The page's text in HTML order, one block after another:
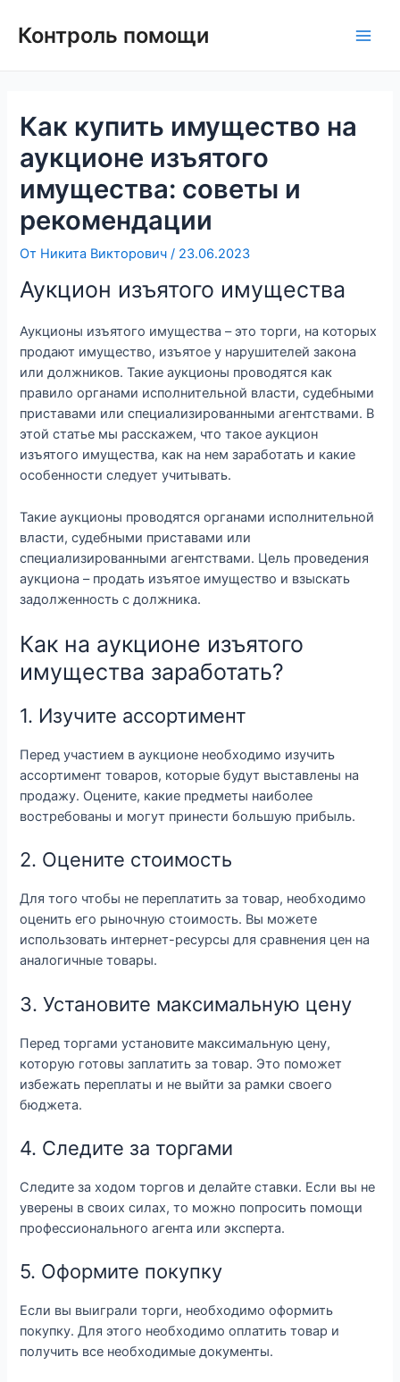
Контроль помощи
Как купить имущество на
аукционе изъятого
имущества: советы и
рекомендации
От Никита Викторович/ 23.06.2023
Аукцион изъятого имущества
Аукционы изъятого имущества – это торги, на которых
продают имущество, изъятое у нарушителей закона
или должников. Такие аукционы проводятся как
правило органами исполнительной власти, судебными
приставами или специализированными агентствами. В
этой статье мы расскажем, что такое аукцион
изъятого имущества, как на нем заработать и какие
особенности следует учитывать.
Такие аукционы проводятся органами исполнительной
власти, судебными приставами или
специализированными агентствами. Цель проведения
аукциона – продать изъятое имущество и взыскать
задолженность с должника.
Как на аукционе изъятого
имущества заработать?
1. Изучите ассортимент
Перед участием в аукционе необходимо изучить
ассортимент товаров, которые будут выставлены на
продажу. Оцените, какие предметы наиболее
востребованы и могут принести большую прибыль.
2. Оцените стоимость
Для того чтобы не переплатить за товар, необходимо
оценить его рыночную стоимость. Вы можете
использовать интернет-ресурсы для сравнения цен на
аналогичные товары.
3. Установите максимальную цену
Перед торгами установите максимальную цену,
которую готовы заплатить за товар. Это поможет
избежать переплаты и не выйти за рамки своего
бюджета.
4. Следите за торгами
Следите за ходом торгов и делайте ставки. Если вы не
уверены в своих силах, то можно попросить помощи
профессионального агента или эксперта.
5. Оформите покупку
Если вы выиграли торги, необходимо оформить
покупку. Для этого необходимо оплатить товар и
получить все необходимые документы.